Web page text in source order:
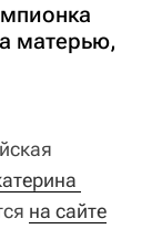
матерью,
на сайте